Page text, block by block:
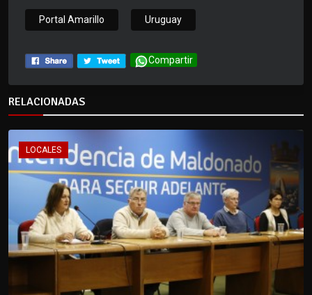
Portal Amarillo Uruguay
Compartir
RELACIONADAS
LOCALES